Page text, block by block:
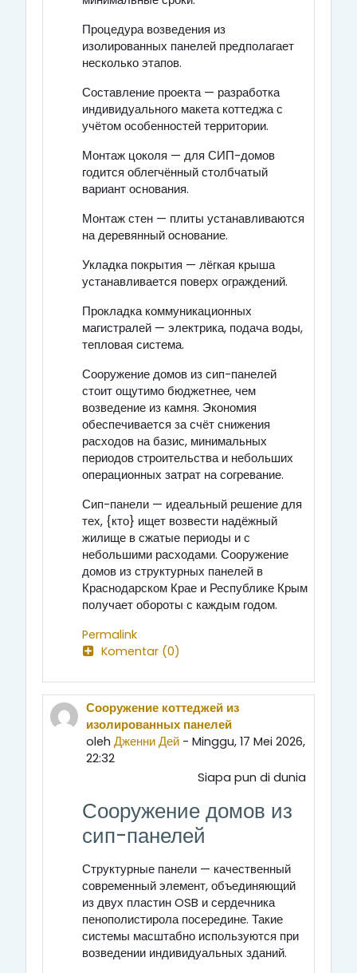
Процедура возведения из
изолированных панелей предполагает
несколько этапов.
Составление проекта — разработка
индивидуального макета коттеджа с
учётом особенностей территории.
Монтаж цоколя — для СИП-домов
годится облегчённый столбчатый
вариант основания.
Монтаж стен — плиты устанавливаются
на деревянный основание.
Укладка покрытия — лёгкая крыша
устанавливается поверх ограждений.
Прокладка коммуникационных
магистралей — электрика, подача воды,
тепловая система.
Сооружение домов из сип-панелей
стоит ощутимо бюджетнее, чем
возведение из камня. Экономия
обеспечивается за счёт снижения
расходов на базис, минимальных
периодов строительства и небольших
операционных затрат на согревание.
Сип-панели — идеальный решение для
тех, {кто} ищет возвести надёжный
жилище в сжатые периоды и с
небольшими расходами. Сооружение
домов из структурных панелей в
Краснодарском Крае и Республике Крым
получает обороты с каждым годом.
Permalink
Komentar (0)
Сооружение коттеджей из
изолированных панелей
oleh Дженни Дей - Minggu, 17 Mei 2026,
22:32
Siapa pun di dunia
Сооружение домов из
сип-панелей
Структурные панели — качественный
современный элемент, объединяющий
из двух пластин OSB и сердечника
пенополистирола посередине. Такие
системы масштабно используются при
возведении индивидуальных зданий.